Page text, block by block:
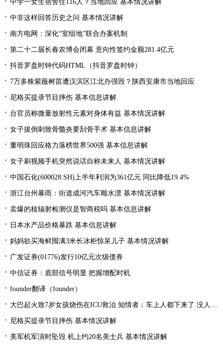
中学一女生宿舍住116人？当地回应 基本情况讲解
中非这样回答历史之问 基本情况讲解
南方电网：深化“室组地”联合办案机制
第二十二届长春农博会闭幕 意向性签约金额281.4亿元
抖音罗盘时钟代码HTML（抖音罗盘时钟）
7万多株紫薇树苗遭汉滨区江北办强毁？陕西安康市当地回应
尼格买提录节目摔伤 基本信息讲解
台官员称微量放射性元素对身体有益 基本情况讲解
女子拔倒刺致骨髓炎要刮骨手术 基本信息讲解
董明珠回应格力落榜世界500强 基本信息讲解
女子刷视频手机突然说话自称未来人 基本情况讲解
中国石化(600028.SH)上半年利润为361亿元 同比降低19.4%
浙江台州暴雨：街道成河汽车顺水漂 基本情况讲解
卖爆的核辐射检测仪是智商税吗 基本信息讲解
日本水产品价格暴跌 基本信息讲解
妈妈欲买海鲜囤满3米长冰柜惊呆儿子 基本情况讲解
广发证券(01776)发行10亿元次级债券
中信证券：底部信号明显 把握增配时机
founder翻译（founder）
大巴起火致7岁女孩烧伤在ICU救治 知情者：车上人都下来了 没人叫醒她
尼格买提录节目摔伤 基本情况讲解
美军机军演时坠毁 机上约20名美士兵 基本情况讲解